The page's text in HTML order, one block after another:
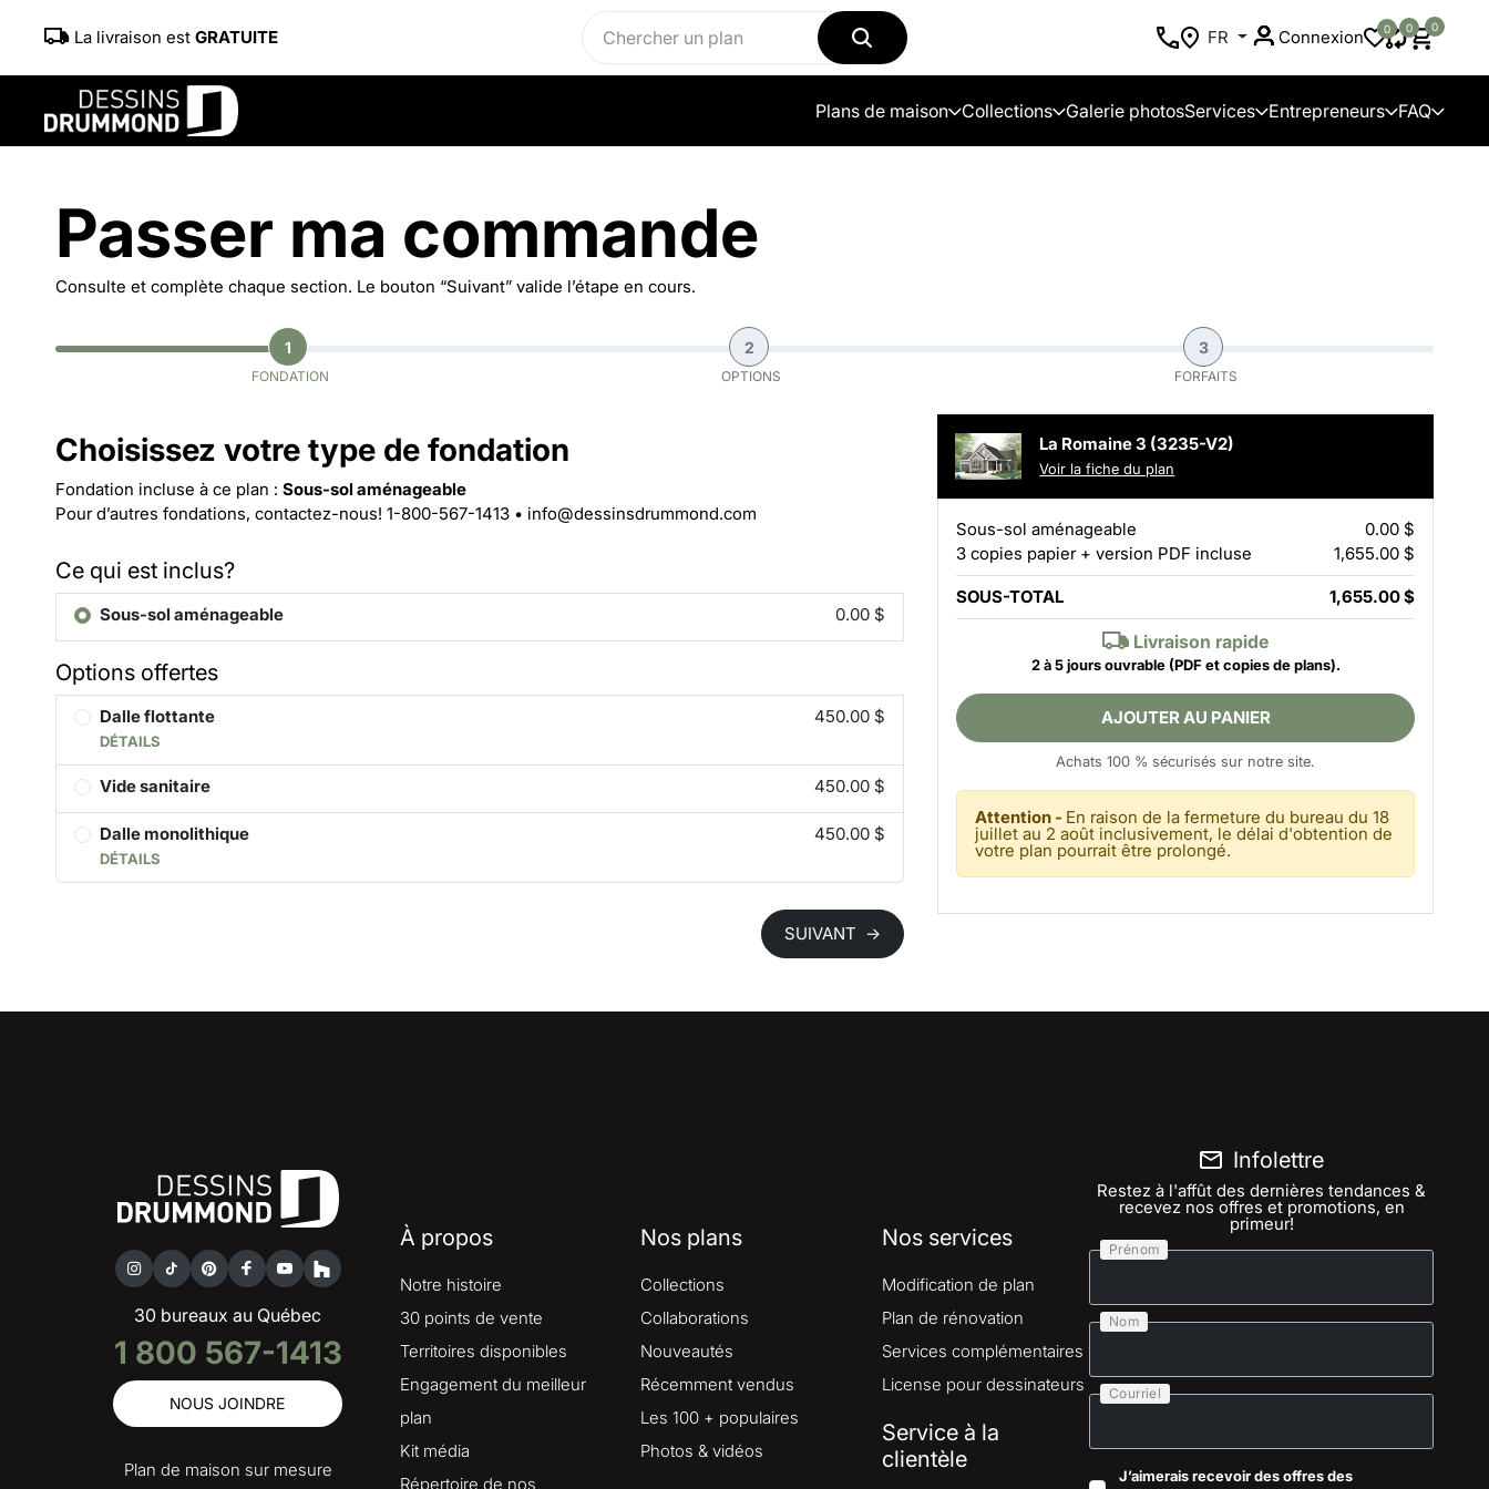
La livraison est GRATUITE FR Connexion 0 0 0
Plans de maison Collections Galerie photosServices Entrepreneurs FAQ
Passer ma commande
Consulte et complète chaque section. Le bouton “Suivant” valide l’étape en cours.
1
FONDATION
2
OPTIONS
3
FORFAITS
Choisissez votre type de fondation
Fondation incluse à ce plan : Sous-sol aménageable
Pour d’autres fondations, contactez-nous! 1-800-567-1413 • info@dessinsdrummond.com
Ce qui est inclus?
Sous-sol aménageable 0.00 $
Options offertes
Dalle flottante
DÉTAILS
450.00 $
Vide sanitaire 450.00 $
Dalle monolithique
DÉTAILS
450.00 $
SUIVANT →
La Romaine 3 (3235-V2)
Voir la fiche du plan
Sous-sol aménageable
0.00 $
3 copies papier + version PDF incluse
1,655.00 $
SOUS-TOTAL 1,655.00 $
Livraison rapide
2 à 5 jours ouvrable(PDF et copies de plans).
AJOUTER AU PANIER
Achats 100 % sécurisés sur notre site.
Attention - En raison de la fermeture du bureau du 18
juillet au 2 août inclusivement, le délai d'obtention de
votre plan pourrait être prolongé.
30 bureaux au Québec
1 800 567-1413
NOUS JOINDRE
Plan de maison sur mesure
À propos
Notre histoire
30 points de vente
Territoires disponibles
Engagement du meilleur
plan
Kit média
Répertoire de nos
Nos plans
Collections
Collaborations
Nouveautés
Récemment vendus
Les 100 + populaires
Photos & vidéos
Nos services
Modification de plan
Plan de rénovation
Services complémentaires
License pour dessinateurs
Service à la
clientèle
Infolettre
Restez à l'affût des dernières tendances &
recevez nos offres et promotions, en
primeur!
Prénom
Nom
Courriel
J’aimerais recevoir des offres des